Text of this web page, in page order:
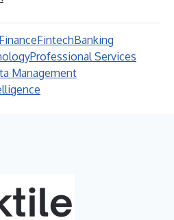
FinanceFintechBanking
Professional Services
Management